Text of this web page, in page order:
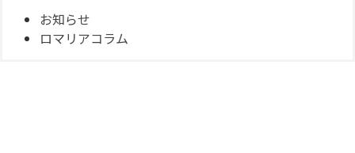
お知らせ
ロマリアコラム